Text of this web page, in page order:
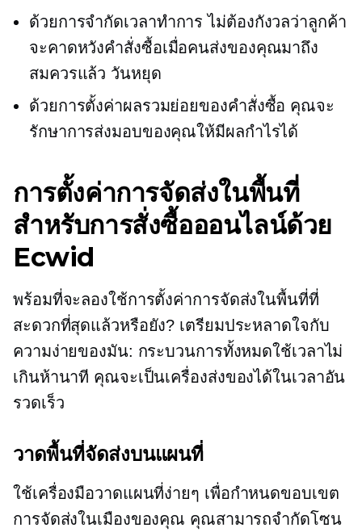
ด้วยการจำกัดเวลาทำการ ไม่ต้องกังวลว่าลูกค้า
จะคาดหวังคำสั่งซื้อเมื่อคนส่งของคุณมาถึง
สมควรแล้ว วันหยุด
ด้วยการตั้งค่าผลรวมย่อยของคำสั่งซื้อ คุณจะ
รักษาการส่งมอบของคุณให้มีผลกำไรได้
การตั้งค่าการจัดส่งในพื้นที่
สำหรับการสั่งซื้อออนไลน์ด้วย
Ecwid
พร้อมที่จะลองใช้การตั้งค่าการจัดส่งในพื้นที่ที่
สะดวกที่สุดแล้วหรือยัง? เตรียมประหลาดใจกับ
ความง่ายของมัน: กระบวนการทั้งหมดใช้เวลาไม่
เกินห้านาที คุณจะเป็นเครื่องส่งของได้ในเวลาอัน
รวดเร็ว
วาดพื้นที่จัดส่งบนแผนที่
ใช้เครื่องมือวาดแผนที่ง่ายๆ เพื่อกำหนดขอบเขต
การจัดส่งในเมืองของคุณ คุณสามารถจำกัดโซน